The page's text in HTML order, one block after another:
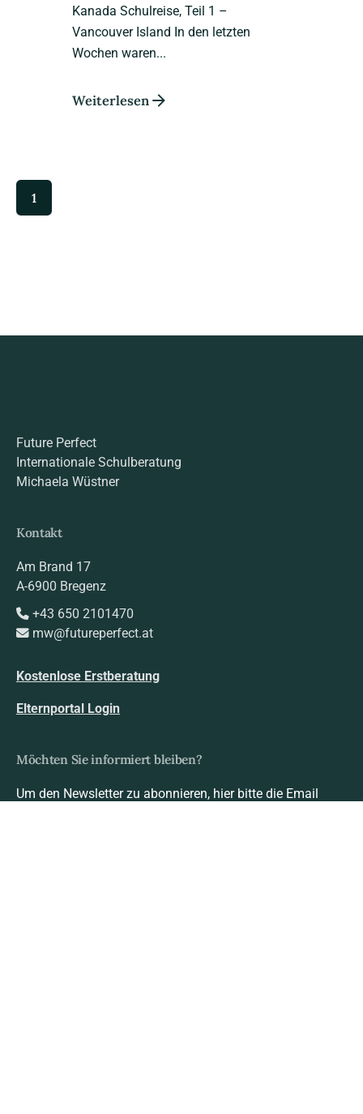
Kanada Schulreise, Teil 1 –
Vancouver Island In den letzten
Wochen waren...
Weiterlesen
1
Future Perfect
Internationale Schulberatung
Michaela Wüstner
Kontakt
Am Brand 17
A-6900 Bregenz
+43 650 2101470
mw@futureperfect.at
Kostenlose Erstberatung
Elternportal Login
Möchten Sie informiert bleiben?
Um den Newsletter zu abonnieren, hier bitte die Email